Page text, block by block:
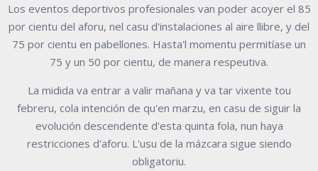
Los eventos deportivos profesionales van poder acoyer el 85
por cientu del aforu, nel casu d'instalaciones al aire llibre, y del
75 por cientu en pabellones. Hasta'l momentu permitíase un
75 y un 50 por cientu, de manera respeutiva.
La midida va entrar a valir mañana y va tar vixente tou
febreru, cola intención de qu'en marzu, en casu de siguir la
evolución descendente d'esta quinta fola, nun haya
restricciones d'aforu. L'usu de la mázcara sigue siendo
obligatoriu.